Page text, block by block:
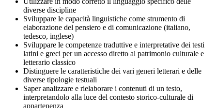
diverse discipline
Sviluppare le capacità linguistiche come strumento di
elaborazione del pensiero e di comunicazione (italiano,
tedesco, inglese)
Sviluppare le competenze traduttive e interpretative dei testi
latini e greci per un accesso diretto al patrimonio culturale e
letterario classico
Distinguere le caratteristiche dei vari generi letterari e delle
diverse tipologie testuali
Saper analizzare e rielaborare i contenuti di un testo,
interpretandolo alla luce del contesto storico-culturale di
appartenenza